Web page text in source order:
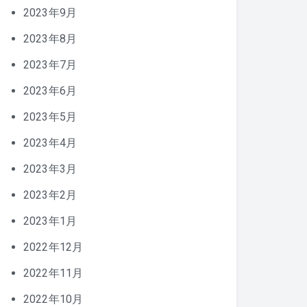
2023年9月
2023年8月
2023年7月
2023年6月
2023年5月
2023年4月
2023年3月
2023年2月
2023年1月
2022年12月
2022年11月
2022年10月